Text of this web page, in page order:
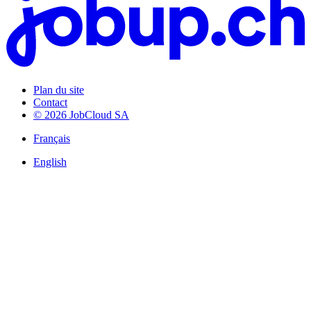
Plan du site
Contact
© 2026 JobCloud SA
Français
English